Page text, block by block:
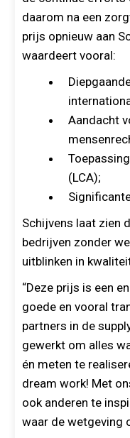
daarom na een
prijs opnieuw aan
waardeert vooral:
Aandacht
(LCA);
Schijvens laat zien
bedrijven zonder
uitblinken in
“Deze prijs is een
goede en vooral
partners in de
gewerkt om alles
én meten te
dream work! Met
ook anderen te
waar de wetgeving